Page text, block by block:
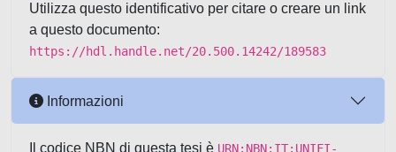
Utilizza questo identificativo per citare o creare un link
a questo documento:
https://hdl.handle.net/20.500.14242/189583
Informazioni
Il codice NBN di questa tesi è URN:NBN:IT:UNIFI-